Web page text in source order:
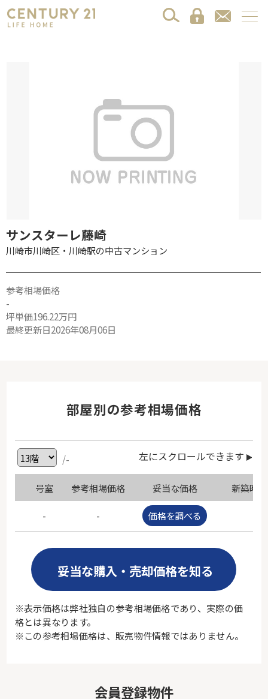
サンスターレ藤崎
川崎市川崎区・川崎駅の中古マンション
参考相場価格
-
坪単価196.22万円
最終更新日2026年08月06日
部屋別の参考相場価格
/- 左にスクロールできます
号室 参考相場価格 妥当な価格 新築時
- - 価格を調べる
妥当な購入・売却価格を知る
※表示価格は弊社独自の参考相場価格であり、実際の価
格とは異なります。
※この参考相場価格は、販売物件情報ではありません。
会員登録物件